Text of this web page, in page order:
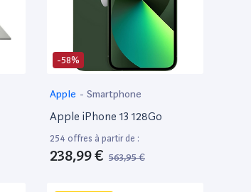
-58%
Apple - Smartphone
Apple iPhone 13 128Go
254 offres à partir de :
238,99 € 563,95 €